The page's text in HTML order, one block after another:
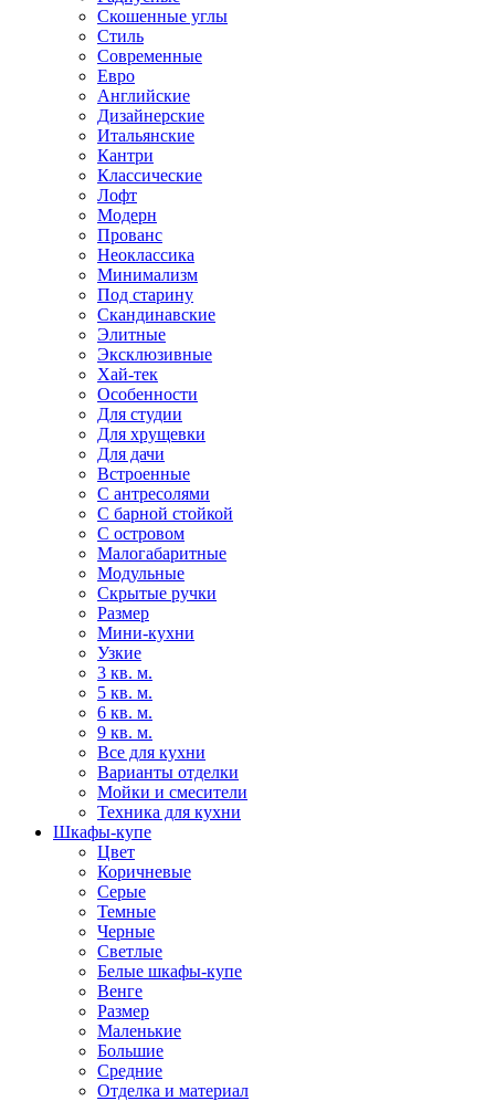
Скошенные углы
Стиль
Современные
Евро
Английские
Дизайнерские
Итальянские
Кантри
Классические
Лофт
Модерн
Прованс
Неоклассика
Минимализм
Под старину
Скандинавские
Элитные
Эксклюзивные
Хай-тек
Особенности
Для студии
Для хрущевки
Для дачи
Встроенные
С антресолями
С барной стойкой
С островом
Малогабаритные
Модульные
Скрытые ручки
Размер
Мини-кухни
Узкие
3 кв. м.
5 кв. м.
6 кв. м.
9 кв. м.
Все для кухни
Варианты отделки
Мойки и смесители
Техника для кухни
Шкафы-купе
Цвет
Коричневые
Серые
Темные
Черные
Светлые
Белые шкафы-купе
Венге
Размер
Маленькие
Большие
Средние
Отделка и материал